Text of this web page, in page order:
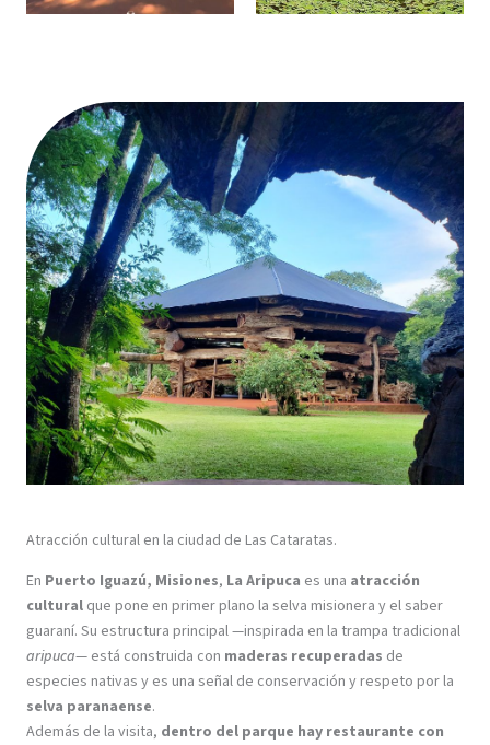
Atracción cultural en la ciudad de Las Cataratas.
En Puerto Iguazú, Misiones, La Aripuca es una atracción
cultural que pone en primer plano la selva misionera y el saber
guaraní. Su estructura principal —inspirada en la trampa tradicional
aripuca— está construida con maderas recuperadas de
especies nativas y es una señal de conservación y respeto por la
selva paranaense.
Además de la visita, dentro del parque hay restaurante con